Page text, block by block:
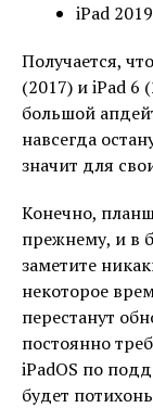
iPad
Получается,
(2017) и iPad 6
большой
навсегда
значит для
Конечно,
прежнему, и в
заметите
некоторое
перестанут
постоянно
iPadOS по
будет